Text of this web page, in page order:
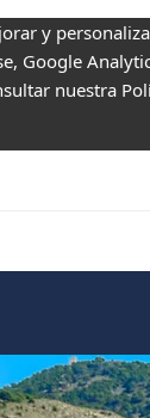
y
Google
nuestra